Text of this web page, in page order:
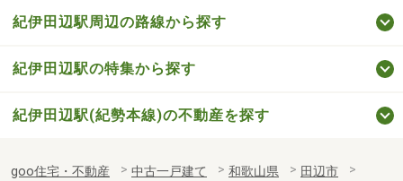
紀伊田辺駅周辺の路線から探す
紀伊田辺駅の特集から探す
紀伊田辺駅(紀勢本線)の不動産を探す
goo住宅・不動産 中古一戸建て 和歌山県
田辺市